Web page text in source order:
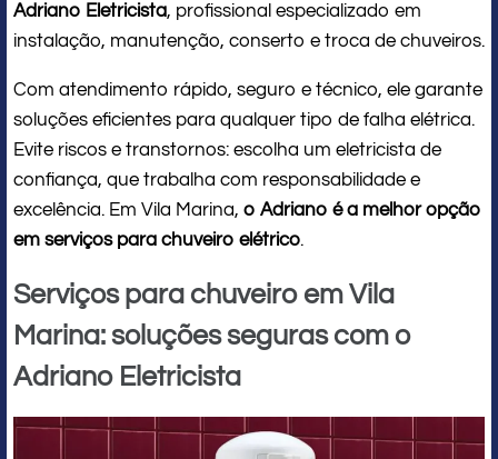
Adriano Eletricista, profissional especializado em
instalação, manutenção, conserto e troca de chuveiros.
Com atendimento rápido, seguro e técnico, ele garante
soluções eficientes para qualquer tipo de falha elétrica.
Evite riscos e transtornos: escolha um eletricista de
confiança, que trabalha com responsabilidade e
excelência. Em Vila Marina, o Adriano é a melhor opção
em serviços para chuveiro elétrico.
Serviços para chuveiro em Vila
Marina: soluções seguras com o
Adriano Eletricista